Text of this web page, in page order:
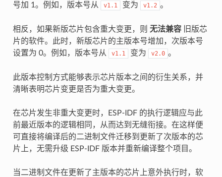
号加 1。例如，版本号从
v1.1 变为 v1.2 。
相反，如果新版芯片包含重大变更，则 无法兼容旧版芯
片的软件。此时，新版芯片的主版本号增加，次版本号
设置为 0。例如，版本号从
v1.1 变为 v2.0 。
此版本控制方式能够表示芯片版本之间的衍生关系，并
清晰表明芯片变更是否为重大变更。
在芯片发生非重大变更时，ESP-IDF 的执行逻辑应与此
前最近版本的逻辑相同，从而达到无缝衔接。在这样便
可直接将编译后的二进制文件迁移到更新了次版本的芯
片上，无需升级 ESP-IDF 版本并重新编译整个项目。
当二进制文件在更新了主版本的芯片上意外执行时，软